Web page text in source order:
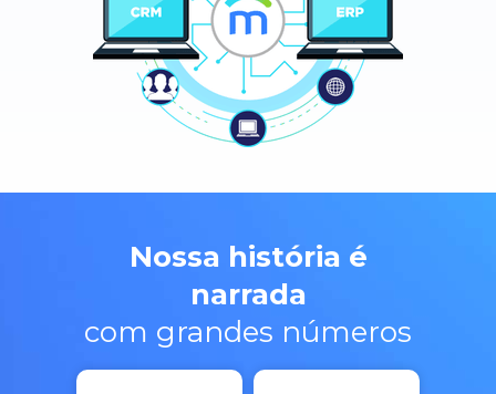
Nossa história é
narrada
com grandes números